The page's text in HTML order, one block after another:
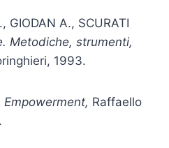
GIODAN A., SCURATI
Metodiche, strumenti,
1993.
Empowerment, Raffaello